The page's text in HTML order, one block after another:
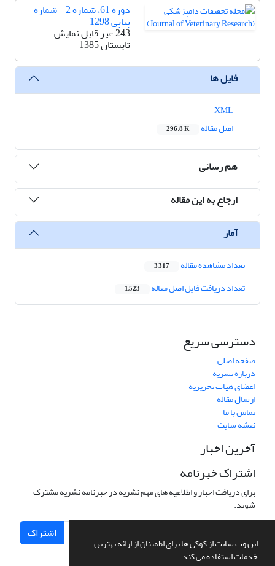
این وب سایت از کوکی ها برای اطمینان از ارائه بهترین
خدمات استفاده می کند.
دوره 61، شماره 2 - شماره
پیاپی 1298
243 غیر قابل نمایش
تابستان 1385
فایل ها
اصل مقاله
296.8 K
هم رسانی
ارجاع به این مقاله
آمار
تعداد مشاهده مقاله 3,317
تعداد دریافت فایل اصل مقاله 1,523
دسترسی سریع
صفحه اصلی
درباره نشریه
اعضای هیات تحریریه
ارسال مقاله
تماس با ما
نقشه سایت
آخرین اخبار
اشتراک خبرنامه
برای دریافت اخبار و اطلاعیه های مهم نشریه در خبرنامه نشریه مشترک
شوید.
اشتراک